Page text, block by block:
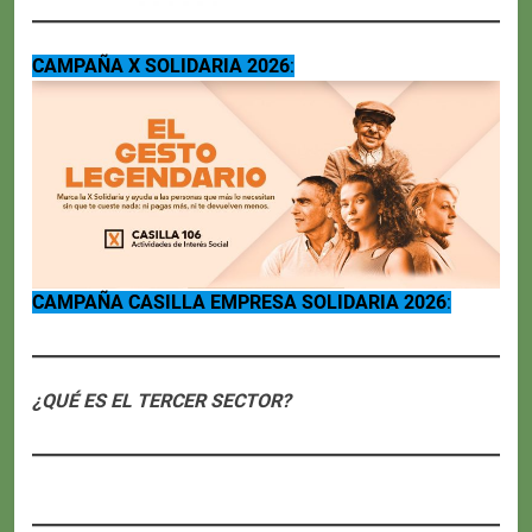
CAMPAÑA X SOLIDARIA 2026:
CAMPAÑA CASILLA EMPRESA SOLIDARIA 2026:
¿QUÉ ES EL TERCER SECTOR?